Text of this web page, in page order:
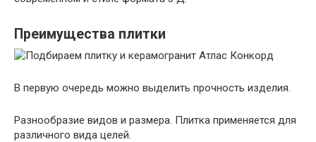
Преимущества плитки
В первую очередь можно выделить прочность изделия.
Разнообразие видов и размера. Плитка применяется для
различного вида целей.